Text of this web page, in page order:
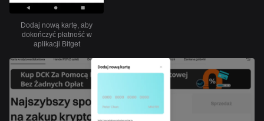
Dodaj nową kartę, aby
dokończyć płatność w
aplikacji Bitget